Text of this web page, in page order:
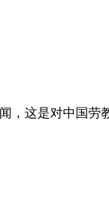
，这是对中国劳